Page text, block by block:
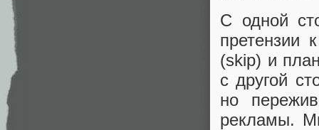
С одной
претензии
(skip) и
с другой
но
рекламы.